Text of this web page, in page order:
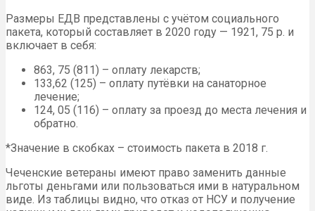
Размеры ЕДВ представлены с учётом социального
пакета, который составляет в 2020 году — 1921, 75 р. и
включает в себя:
863, 75 (811) – оплату лекарств;
133,62 (125) – оплату путёвки на санаторное
лечение;
124, 05 (116) – оплату за проезд до места лечения и
обратно.
*Значение в скобках – стоимость пакета в 2018 г.
Чеченские ветераны имеют право заменить данные
льготы деньгами или пользоваться ими в натуральном
виде. Из таблицы видно, что отказ от НСУ и получение